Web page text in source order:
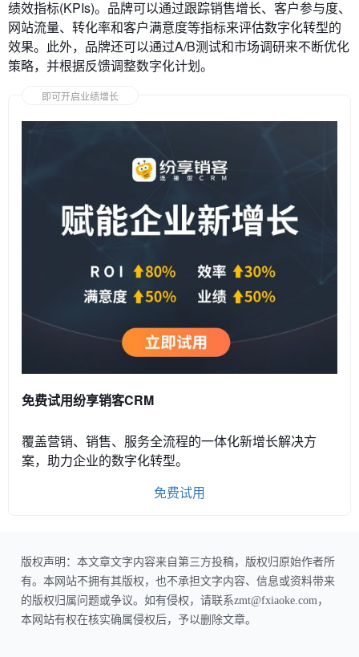
绩效指标(KPIs)。品牌可以通过跟踪销售增长、客户参与度、
网站流量、转化率和客户满意度等指标来评估数字化转型的
效果。此外，品牌还可以通过A/B测试和市场调研来不断优化
策略，并根据反馈调整数字化计划。
即可开启业绩增长
免费试用纷享销客CRM
覆盖营销、销售、服务全流程的一体化新增长解决方
案，助力企业的数字化转型。
免费试用
版权声明：本文章文字内容来自第三方投稿，版权归原始作者所
有。本网站不拥有其版权，也不承担文字内容、信息或资料带来
的版权归属问题或争议。如有侵权，请联系zmt@fxiaoke.com，
本网站有权在核实确属侵权后，予以删除文章。